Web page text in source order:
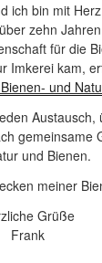
ich bin mit
zehn
für die
Imkerei kam,
und
Austausch,
gemeinsame
und Bienen.
meiner
Grüße
Frank